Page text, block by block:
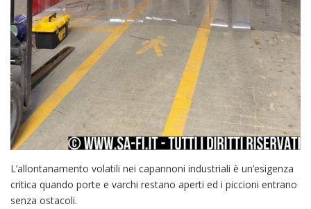
L’allontanamento volatili nei capannoni industriali è un’esigenza
critica quando porte e varchi restano aperti ed i piccioni entrano
senza ostacoli.